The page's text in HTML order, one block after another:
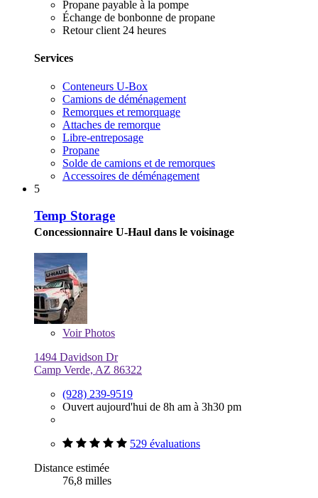
Propane payable à la pompe
Échange de bonbonne de propane
Retour client 24 heures
Services
Conteneurs U-Box
Camions de déménagement
Remorques et remorquage
Attaches de remorque
Libre-entreposage
Propane
Solde de camions et de remorques
Accessoires de déménagement
5
Temp Storage
Concessionnaire U-Haul dans le voisinage
VoirPhotos
1494 Davidson Dr
Camp Verde, AZ 86322
(928) 239-9519
Ouvert aujourd'hui de 8h am à 3h30 pm
529 évaluations
Distance estimée
76,8 milles